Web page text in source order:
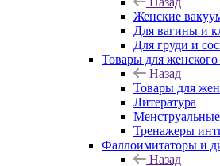
Женские
Для вагины и
Для груди и
Товары для женского
Назад
Товары для
Литература
Тренажеры
Фаллоимитаторы и
Назад